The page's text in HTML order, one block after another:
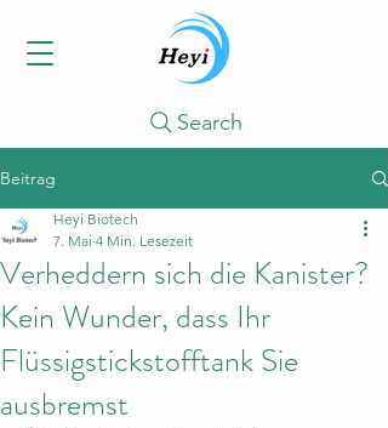
Search
Beitrag
Verheddern sich die Kanister?
Kein Wunder, dass Ihr
Flüssigstickstofftank Sie
ausbremst
Heyi Biotech
7. Mai 4 Min. Lesezeit